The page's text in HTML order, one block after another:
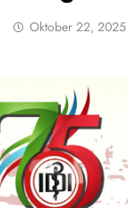
Oktober 22, 2025